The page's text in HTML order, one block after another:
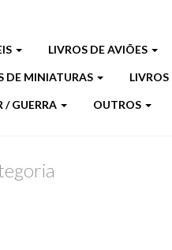
LIVROS DE AVIÕES
DE MINIATURAS
/ GUERRA OUTROS